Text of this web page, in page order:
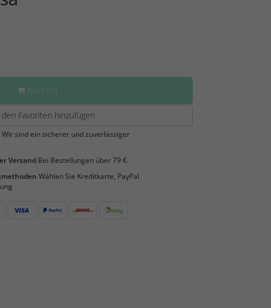
KAUFEN
Favoriten hinzufügen
Wir sind ein sicherer und zuverlässiger
VersandBei Bestellungen über 79 €.
Wählen Sie Kreditkarte, PayPal